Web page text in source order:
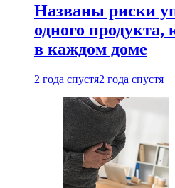
Названы риски
одного продукта,
в каждом доме
2 года спустя2 года спустя